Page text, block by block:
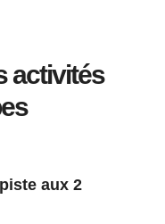
activités
aux 2